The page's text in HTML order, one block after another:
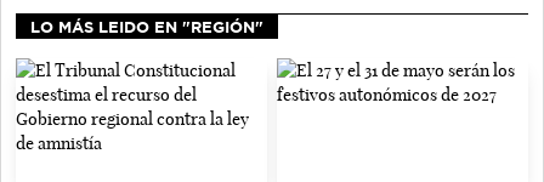
LO MÁS LEIDO EN "REGIÓN"